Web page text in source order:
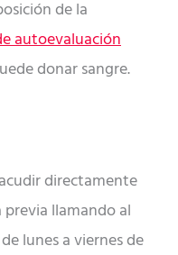
de la
autoevaluación
donar sangre.
directamente
llamando al
lunes a viernes de